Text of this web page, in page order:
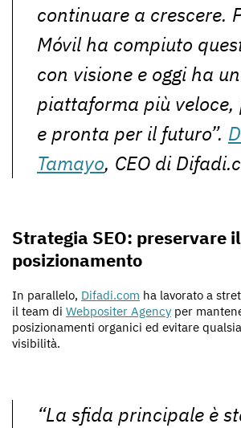
continuare a crescere.
Móvil ha compiuto
con visione e oggi ha
piattaforma più veloce,
e pronta per il futuro”.
Tamayo, CEO di
Strategia SEO: preservare il
posizionamento
In parallelo, Difadi.com ha lavorato a
il team di Webpositer Agency per
posizionamenti organici ed evitare
visibilità.
“La sfida principale è